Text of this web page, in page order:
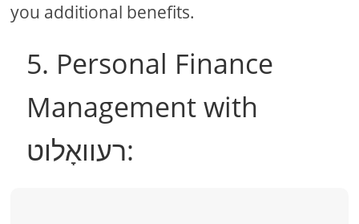
you additional benefits.
5. Personal Finance
Management with
רעוואָלוט: